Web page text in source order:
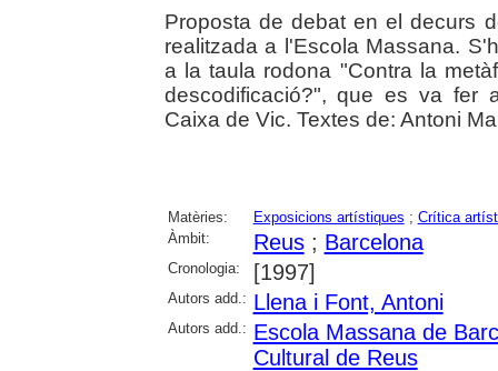
Proposta de debat en el decurs
realitzada a l'Escola Massana.
a la taula rodona "Contra la
descodificació?", que es va fer
Caixa de Vic. Textes de: Antoni
Matèries: Exposicions artístiques ; Crítica
Àmbit:
Reus; Barcelona
Cronologia: [1997]
Autors add.: Llena i Font, Antoni
Autors add.: Escola Massana de
Cultural de Reus